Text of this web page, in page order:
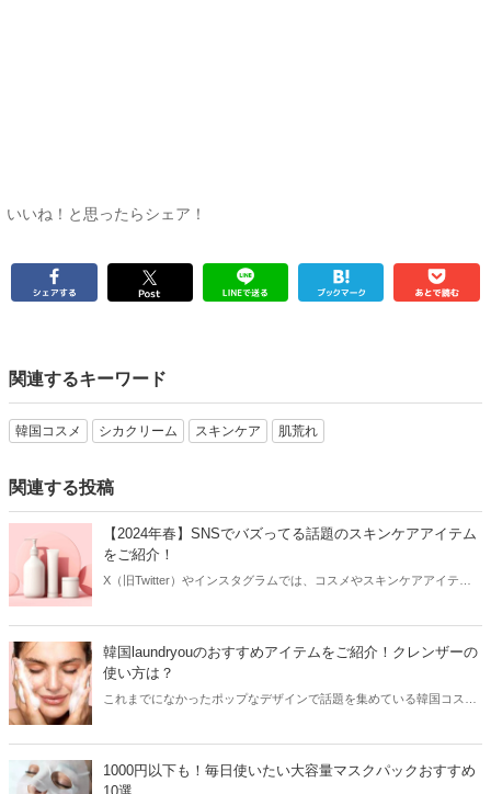
いいね！と思ったらシェア！
関連するキーワード
韓国コスメ シカクリーム スキンケア 肌荒れ
関連する投稿
【2024年春】SNSでバズってる話題のスキンケアアイテム
をご紹介！
X（旧Twitter）やインスタグラムでは、コスメやスキンケアアイテム
SNSをチェックしているはず！そこで今回はSNSでバズってる話題の
スキンケアアイテムをご紹介します。
韓国laundryouのおすすめアイテムをご紹介！クレンザーの
使い方は？
これまでになかったポップなデザインで話題を集めている韓国コスメ
laundryouのおすすめアイテムと共に日本で購入できる場所をご紹介し
ます。
1000円以下も！毎日使いたい大容量マスクパックおすすめ